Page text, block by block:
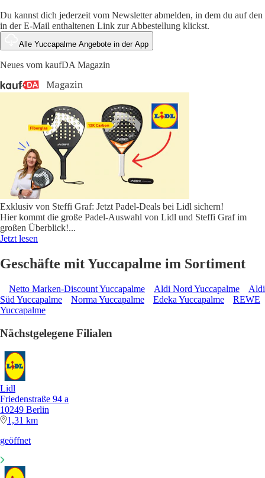
Du kannst dich jederzeit vom Newsletter abmelden, in dem du auf den
in der E-Mail enthaltenen Link zur Abbestellung klickst.
Alle Yuccapalme Angebote in der App
Neues vom kaufDA Magazin
Exklusiv von Steffi Graf: Jetzt Padel-Deals bei Lidl sichern!
Hier kommt die große Padel-Auswahl von Lidl und Steffi Graf im
großen Überblick!...
Jetzt lesen
Geschäfte mit Yuccapalme im Sortiment
Netto Marken-Discount Yuccapalme Aldi Nord Yuccapalme
Aldi
Süd Yuccapalme
Norma Yuccapalme Edeka Yuccapalme
REWE
Yuccapalme
Nächstgelegene Filialen
Lidl
Friedenstraße 94 a
10249 Berlin
1,31 km
geöffnet